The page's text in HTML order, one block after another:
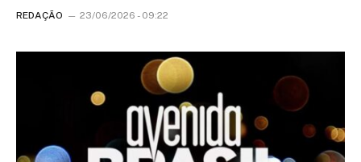
REDAÇÃO 23/06/2026 - 09:22